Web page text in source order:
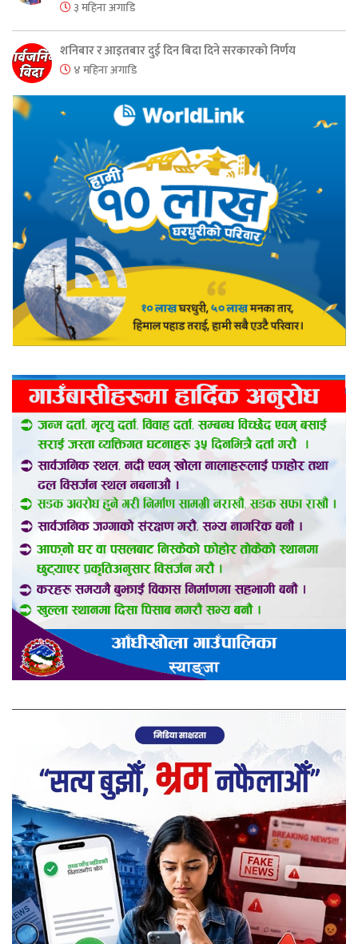
३ महिना अगाडि
शनिबार र आइतबार दुई दिन बिदा दिने सरकारको निर्णय
४ महिना अगाडि